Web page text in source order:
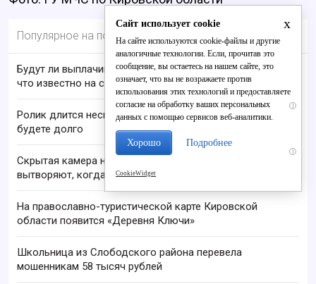
Популярное на портале
Будут ли выплачивать 13-ю пенсию в 2026 году:
что известно на сегодня
i
Ролик длится несколько секунд, а смеяться вы
будете долго
i
Скрытая камера на пляже Крыма: Что люди
вытворяют, когда их не видят...
На православно-туристической карте Кировской
области появится «Деревня Ключи»
Школьница из Слободского района перевела
мошенникам 58 тысяч рублей
x
Сайт использует cookie
На сайте используются cookie-файлы и другие
аналогичные технологии. Если, прочитав это
сообщение, вы остаетесь на нашем сайте, это
означает, что вы не возражаете против
использования этих технологий и предоставляете
согласие на обработку ваших персональных
данных с помощью сервисов веб-аналитики.
Хорошо Подробнее
CookieWidget